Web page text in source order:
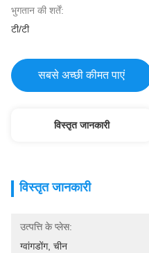
भुगतान की शर्तें:
टी/टी
सबसे अच्छी कीमत पाएं
विस्तृत जानकारी
विस्तृत जानकारी
उत्पत्ति के प्लेस:
ग्वांगडोंग, चीन